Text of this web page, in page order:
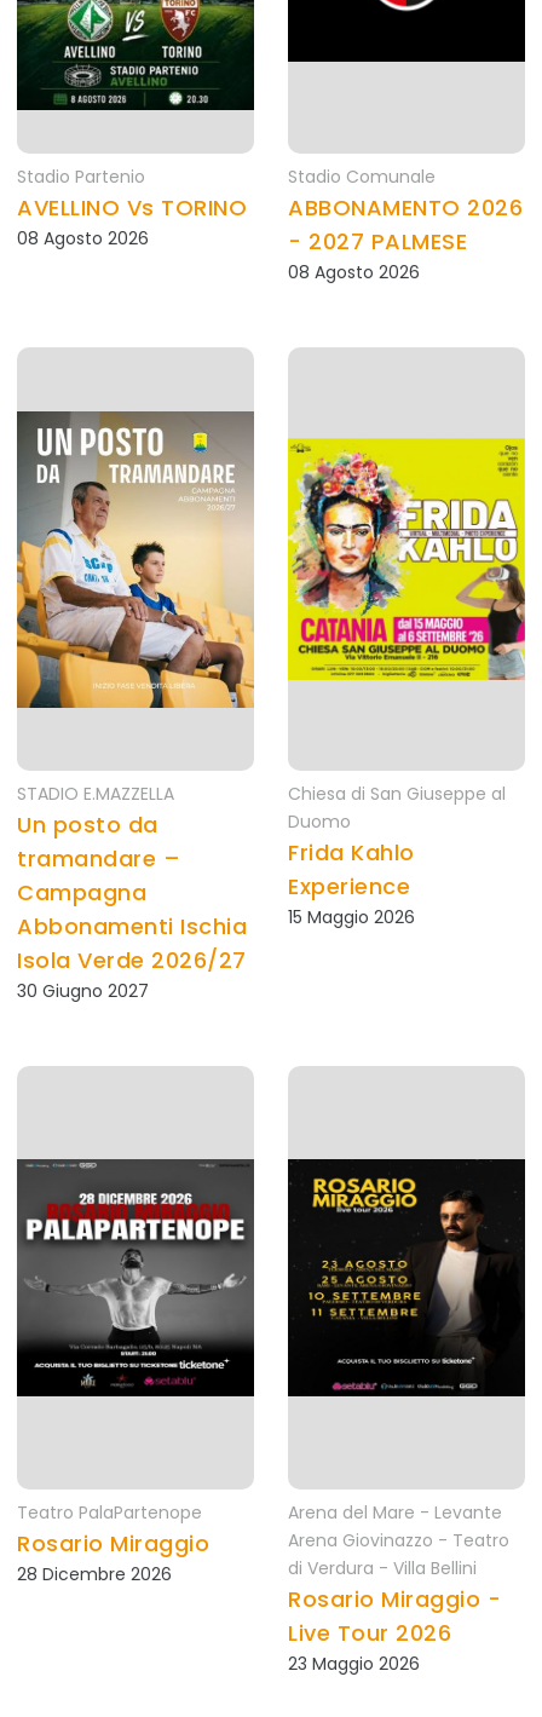
Stadio Partenio
AVELLINO Vs TORINO
08 Agosto 2026
Stadio Comunale
ABBONAMENTO 2026
- 2027 PALMESE
08 Agosto 2026
STADIO E.MAZZELLA
Un posto da
tramandare –
Campagna
Abbonamenti Ischia
Isola Verde 2026/27
30 Giugno 2027
Chiesa di San Giuseppe al
Duomo
Frida Kahlo
Experience
15 Maggio 2026
Teatro PalaPartenope
Rosario Miraggio
28 Dicembre 2026
Arena del Mare - Levante
Arena Giovinazzo - Teatro
di Verdura - Villa Bellini
Rosario Miraggio -
Live Tour 2026
23 Maggio 2026